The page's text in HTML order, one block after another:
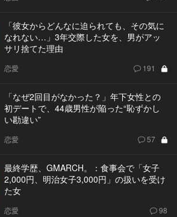
「彼女からどんなに迫られても、その気に
なれない…」3年交際した女を、男がアッ
サリ捨てた理由
恋愛 191
「なぜ2回目がなかった？」年下女性との
初デートで、44歳男性が陥った“恥ずかし
い勘違い”
恋愛 57
最終学歴、GMARCH。：食事会で「女子
2,000円、明治女子3,000円」の扱いを受け
た女
恋愛 98